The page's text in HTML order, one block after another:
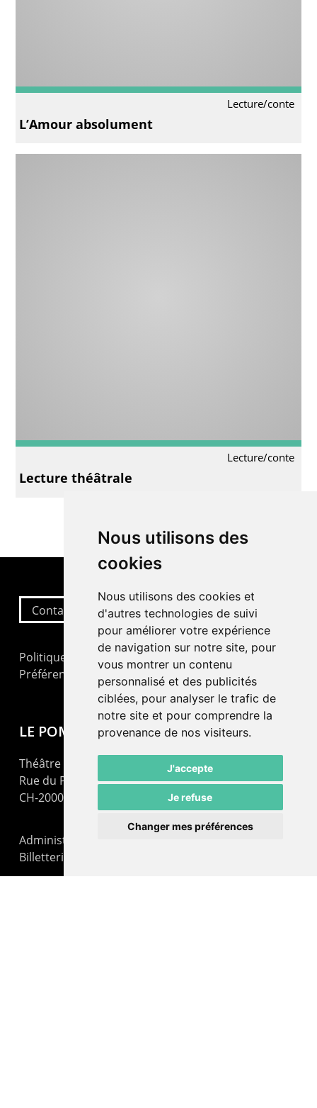
Nous utilisons des
cookies
Nous utilisons des cookies et
d'autres technologies de suivi
pour améliorer votre expérience
de navigation sur notre site, pour
vous montrer un contenu
personnalisé et des publicités
ciblées, pour analyser le trafic de
notre site et pour comprendre la
provenance de nos visiteurs.
J'accepte
Je refuse
Changer mes préférences
Lecture/conte
L’Amour absolument
Lecture/conte
Lecture théâtrale
Contactez-nous
Politique de confidentialité
Préférences cookies
LE POMMIER
Théâtre – Centre Culturel Neuchâtelois
Rue du Pommier 9
CH-2000 Neuchâtel
Administration : +41 32 725 03 03
Billetterie : +41 32 725 05 05